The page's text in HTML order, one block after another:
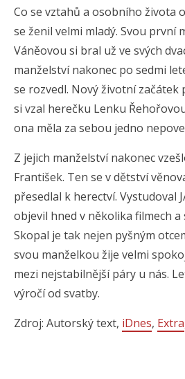
Co se vztahů a osobního života
se ženil velmi mladý. Svou první
Váněovou si bral už ve svých
manželství nakonec po sedmi
se rozvedl. Nový životní začátek
si vzal herečku Lenku
ona měla za sebou jedno
Z jejich manželství nakonec
František. Ten se v dětství
přesedlal k herectví. Vystudoval
objevil hned v několika filmech
Skopal je tak nejen pyšným
svou manželkou žije velmi
mezi nejstabilnější páry u nás.
výročí od svatby.
Zdroj: Autorský text, iDnes, Extra